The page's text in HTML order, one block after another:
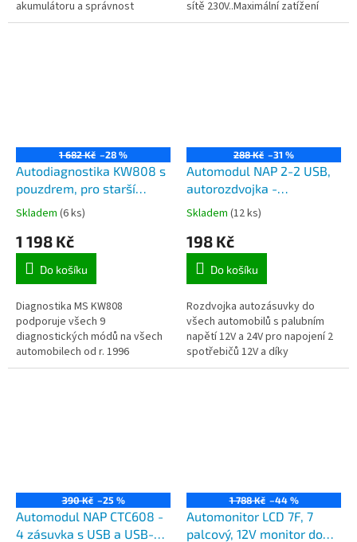
akumulátoru a správnost
dobíjení alternátoru.
sítě 230V..Maximální zatížení
zdroje je 500mA, 6W
1 682 Kč –28 %
Autodiagnostika KW808 s
pouzdrem, pro starší
automobily
Skladem (6 ks)
1 198 Kč
Do košíku
Diagnostika MS KW808
podporuje všech 9
diagnostických módů na všech
automobilech od r. 1996
288 Kč –31 %
Automodul NAP 2-2 USB,
autorozdvojka -
autoadaptér, 2ks
autozásuvky 12V a 2x USB
zásuvky 5V
Skladem (12 ks)
198 Kč
Do košíku
Rozdvojka autozásuvky do
všech automobilů s palubním
napětí 12V a 24V pro napojení 2
spotřebičů 12V a díky
vestavným USB zásuvkám 5V i
390 Kč –25 %
Automodul NAP CTC608 -
4 zásuvka s USB a USB-C
1 788 Kč –44 %
Automonitor LCD 7F, 7
palcový, 12V monitor do